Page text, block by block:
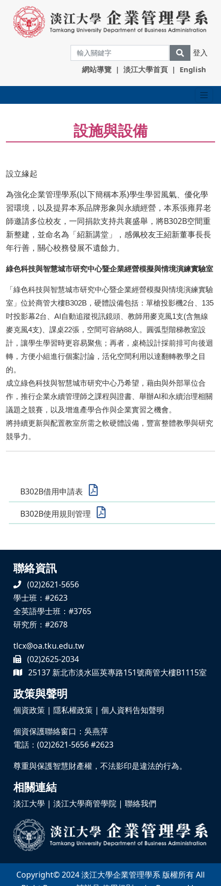
登入
網站導覽 | 淡江大學首頁 | English
設施與設備
設立緣起
為強化企業管理學系(以下簡稱本系)學生學習風氣、優化學
習環境，以及提昇本系品牌形象與永續經營，本系張雍昇老
師邀請多位校友，一同捐款支持共襄盛舉，將B302B空間重
新整建，並命名為「紹新講堂」，感佩校友王紹新董事長長
年行善，關心校務發展不遺餘力。
綠色科技與智慧城市研究中心暨企業經營模擬與情境演練實驗室
「綠色科技與智慧城市研究中心暨企業經營模擬與情境演練實驗
室」位於商管大樓B302B，硬體設備包括：單槍投影機2台、135
吋投影幕2台、AI自動追蹤視訊鏡頭、教師用麥克風1支(含無線
麥克風4支)、課桌22張，空間可容納88人。圓弧型階梯教室設
計，讓學生學習時更容易聚焦；再者，桌椅設計採前排可向後迴
轉，方便小組進行個案討論，活化空間利用以達翻轉教學之目
的。
成立綠色科技與智慧城市研究中心乃希望，藉由與外部單位合
作，推行企業永續管理師之課程與證書、舉辦AI和永續治理相關
議題之競賽，以及增進產學合作與企業實習之機會。
將持續更新與配置教室所需之軟硬體設備，豐富整體教學與研究
競爭力。
B302B借用申請表
B302B使用規則管理
聯絡資訊
(02)2621-5656
學士班：#2623
全英語學士班：#3765
研究所：#2678
tlcx@oa.tku.edu.tw
(02)2625-2034
25137 新北市淡水區英專路151號商管大樓B1115室
政策與聲明
個資政策 | 隱私權政策 | 個人資料告知聲明
個資保護聯絡窗口：吳燕萍
電話：(02)2621-5656 #2623
尊重與保護智慧財產權，不法影印是違法的行為。
相關連結
淡江大學 | 淡江大學商管學院 | 聯絡我們
Copyright© 2024 淡江大學企業管理學系 版權所有 All